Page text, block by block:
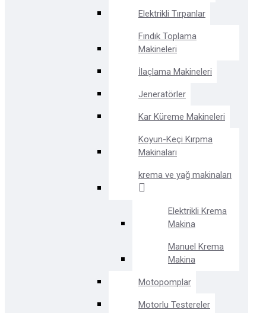
Elektrikli Tırpanlar
Fındık Toplama
Makineleri
İlaçlama Makineleri
Jeneratörler
Kar Küreme Makineleri
Koyun-Keçi Kırpma
Makinaları
krema ve yağ makinaları
Elektrikli Krema
Makina
Manuel Krema
Makina
Motopomplar
Motorlu Testereler